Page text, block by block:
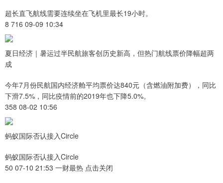
超长直飞航线需要连续坐在飞机里最长19小时。
8 716 09-09 10:34
夏日经济｜暑运过半民航旅客创历史新高，但热门航线票价降幅超两
成
今年7月份民航国内经济舱平均票价达840元（含燃油附加费），同比
下滑7.5%，同比疫情前的2019年也下降5.0%。
358 08-02 10:56
蚂蚁国际否认接入Circle
蚂蚁国际否认接入Circle
50 07-10 21:53 一财最热 点击关闭